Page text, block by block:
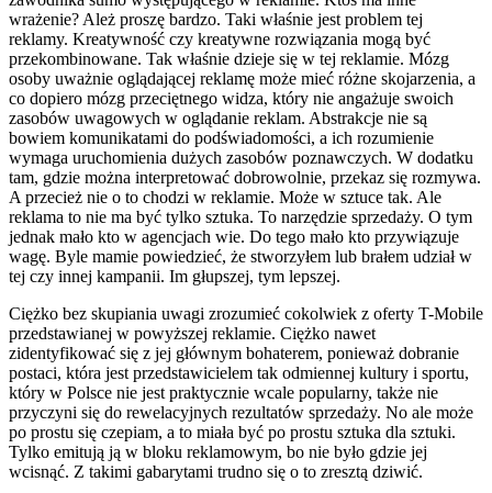
wrażenie? Ależ proszę bardzo. Taki właśnie jest problem tej
reklamy. Kreatywność czy kreatywne rozwiązania mogą być
przekombinowane. Tak właśnie dzieje się w tej reklamie. Mózg
osoby uważnie oglądającej reklamę może mieć różne skojarzenia, a
co dopiero mózg przeciętnego widza, który nie angażuje swoich
zasobów uwagowych w oglądanie reklam. Abstrakcje nie są
bowiem komunikatami do podświadomości, a ich rozumienie
wymaga uruchomienia dużych zasobów poznawczych. W dodatku
tam, gdzie można interpretować dobrowolnie, przekaz się rozmywa.
A przecież nie o to chodzi w reklamie. Może w sztuce tak. Ale
reklama to nie ma być tylko sztuka. To narzędzie sprzedaży. O tym
jednak mało kto w agencjach wie. Do tego mało kto przywiązuje
wagę. Byle mamie powiedzieć, że stworzyłem lub brałem udział w
tej czy innej kampanii. Im głupszej, tym lepszej.
Ciężko bez skupiania uwagi zrozumieć cokolwiek z oferty T-Mobile
przedstawianej w powyższej reklamie. Ciężko nawet
zidentyfikować się z jej głównym bohaterem, ponieważ dobranie
postaci, która jest przedstawicielem tak odmiennej kultury i sportu,
który w Polsce nie jest praktycznie wcale popularny, także nie
przyczyni się do rewelacyjnych rezultatów sprzedaży. No ale może
po prostu się czepiam, a to miała być po prostu sztuka dla sztuki.
Tylko emitują ją w bloku reklamowym, bo nie było gdzie jej
wcisnąć. Z takimi gabarytami trudno się o to zresztą dziwić.